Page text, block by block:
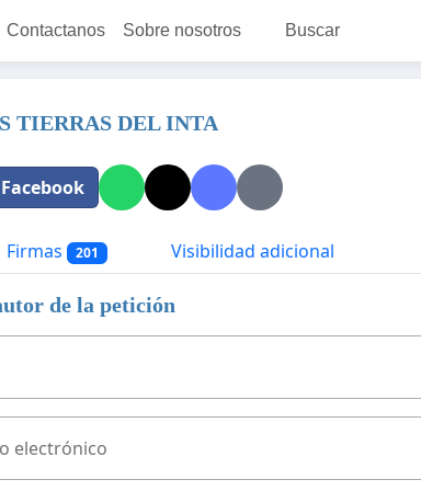
Contactanos Sobre nosotros Buscar
TIERRAS DEL INTA
Firmas 201 Visibilidad adicional
de la petición
electrónico